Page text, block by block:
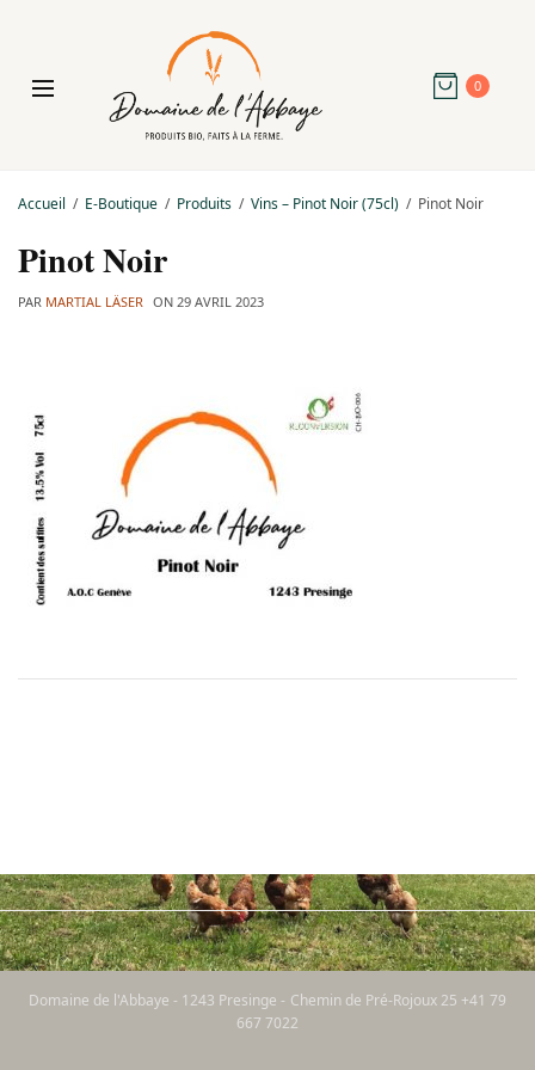
0
Accueil E-Boutique Produits Vins – Pinot Noir (75cl) Pinot Noir
Pinot Noir
PAR MARTIAL LÄSER ON 29 AVRIL 2023
Domaine de l'Abbaye - 1243 Presinge - Chemin de Pré-Rojoux 25 +41 79
667 7022